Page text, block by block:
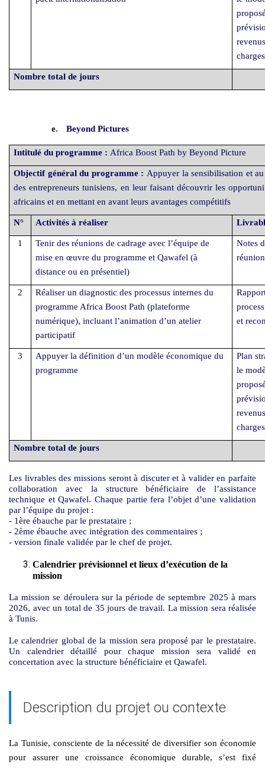
Nombre total de jours
e. Beyond Pictures
Intitulé du programme : Africa Boost Path by Beyond Picture
Objectif général du programme : Appuyer la sensibilisation et
des entrepreneurs tunisiens, en leur faisant découvrir les
africains et en mettant en avant leurs avantages compétitifs
N° Activités à réaliser
1
Tenir des réunions de cadrage avec l’équipe de
mise en œuvre du programme et Qawafel (à
distance ou en présentiel)
Notes
2
Réaliser un diagnostic des processus internes du
programme Africa Boost Path (plateforme
numérique), incluant l’animation d’un atelier
participatif
et
3
Appuyer la définition d’un modèle économique du
programme
Plan
le
Nombre total de jours
Les livrables des missions seront à discuter et à valider en parfaite
collaboration avec la structure bénéficiaire de l’assistance
technique et Qawafel. Chaque partie fera l’objet d’une validation
par l’équipe du projet :
- 1ère ébauche par le prestataire ;
- 2ème ébauche avec intégration des commentaires ;
- version finale validée par le chef de projet.
Calendrier prévisionnel et lieux d’exécution de la
mission
La mission se déroulera sur la période de septembre 2025 à mars
2026, avec un total de 35 jours de travail. La mission sera réalisée
à Tunis.
Le calendrier global de la mission sera proposé par le prestataire.
Un calendrier détaillé pour chaque mission sera validé en
concertation avec la structure bénéficiaire et Qawafel.
Description du projet ou contexte
La Tunisie, consciente de la nécessité de diversifier son économie
pour assurer une croissance économique durable, s’est fixé